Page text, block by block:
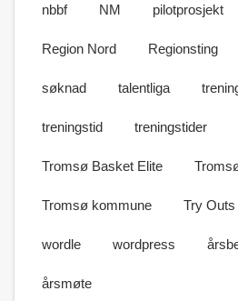
nbbf NM pilotprosjekt
Region Nord Regionsting
søknad talentliga
treningstid treningstider
Tromsø Basket Elite
Tromsø kommune Try Outs
wordle wordpress
årsmøte